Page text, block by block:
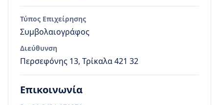
Τύπος Επιχείρησης
Συμβολαιογράφος
Διεύθυνση
Περσεφόνης 13, Τρίκαλα 421 32
Επικοινωνία